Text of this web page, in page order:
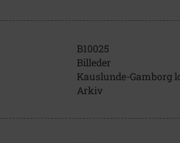
B10025
Billeder
Kauslunde-Gamborg
Arkiv